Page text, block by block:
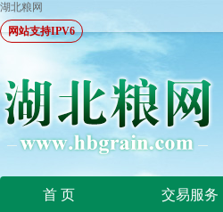
湖北粮网
网站支持IPV6
首 页 交易服务